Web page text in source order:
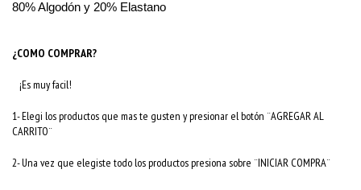
80% Algodón y 20% Elastano
¿COMO COMPRAR?
¡Es muy facil!
1- Elegi los productos que mas te gusten y presionar el botón ¨AGREGAR AL
CARRITO¨
2- Una vez que elegiste todo los productos presiona sobre ¨INICIAR COMPRA¨